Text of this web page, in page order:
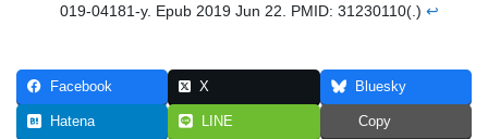
019-04181-y. Epub 2019 Jun 22. PMID: 31230110(.) ↩︎
Facebook X Bluesky
Hatena LINE Copy